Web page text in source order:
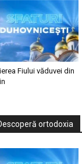
Fiului văduvei din
ortodoxia